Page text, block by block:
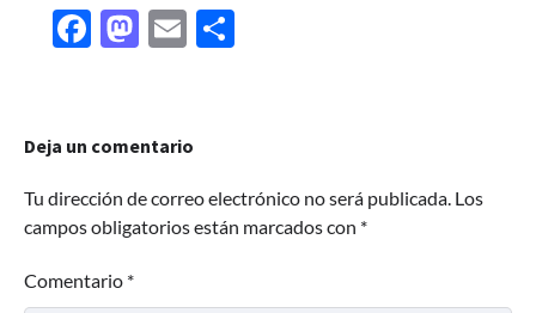
Facebook
Mastodon
Email
Deja un comentario
Tu dirección de correo electrónico no será publicada. Los
campos obligatorios están marcados con *
Comentario *